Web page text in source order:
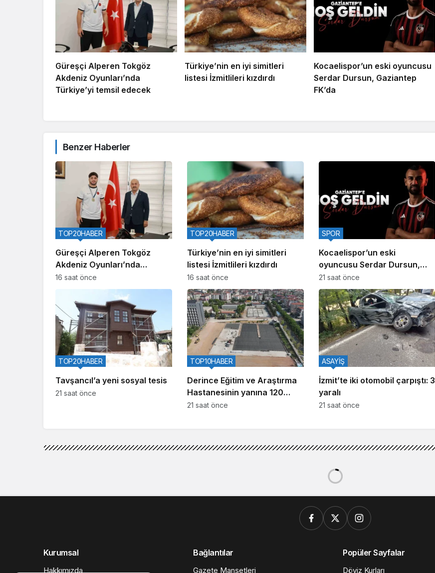
Güreşçi Alperen Tokgöz
Akdeniz Oyunları’nda
Türkiye’yi temsil edecek
Türkiye’nin en iyi simitleri
listesi İzmitlileri kızdırdı
Kocaelispor’un eski oyuncusu
Serdar Dursun, Gaziantep
FK’da
Benzer Haberler
Güreşçi Alperen Tokgöz
Akdeniz Oyunları’nda
Türkiye’yi temsil edecek
TOP20HABER
16 saat önce
Türkiye’nin en iyi simitleri
listesi İzmitlileri kızdırdı
TOP20HABER
16 saat önce
Kocaelispor’un eski
oyuncusu Serdar Dursun,
Gaziantep FK’da
SPOR
21 saat önce
Tavşancıl’a yeni sosyal tesis
TOP20HABER
21 saat önce
Derince Eğitim ve Araştırma
Hastanesinin yanına 120
yataklı yeni tesis
TOP10HABER
21 saat önce
İzmit’te iki otomobil çarpıştı: 3
yaralı
ASAYİŞ
21 saat önce
Kurumsal
Hakkımızda
Bağlantılar
Gazete Manşetleri
Popüler Sayfalar
Döviz Kurları